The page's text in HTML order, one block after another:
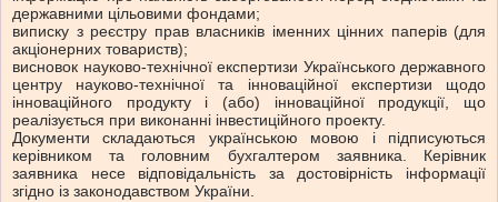
державними цільовими фондами;
виписку з реєстру прав власників іменних цінних паперів (для
акціонерних товариств);
висновок науково-технічної експертизи Українського державного
центру науково-технічної та інноваційної експертизи щодо
інноваційного продукту і (або) інноваційної продукції, що
реалізується при виконанні інвестиційного проекту.
Документи складаються українською мовою і підписуються
керівником та головним бухгалтером заявника. Керівник
заявника несе відповідальність за достовірність інформації
згідно із законодавством України.